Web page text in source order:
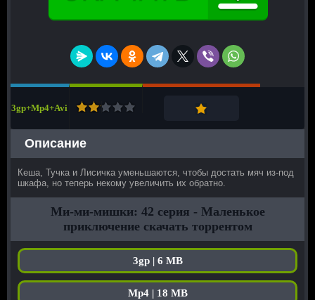
3gp+Mp4+Avi
Описание
Кеша, Тучка и Лисичка уменьшаются, чтобы достать мяч из-под
шкафа, но теперь некому увеличить их обратно.
Ми-ми-мишки: 42 серия - Маленькое
приключение скачать торрентом
3gp | 6 MB
Mp4 | 18 MB